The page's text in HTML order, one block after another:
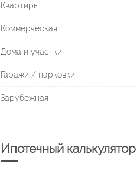
Квартиры
Коммерческая
Дома и участки
Гаражи / парковки
Зарубежная
Ипотечный калькулятор